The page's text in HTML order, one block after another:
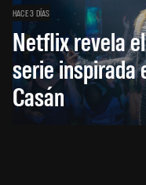
HACE 3 DÍAS
Netflix revela
serie inspirada
Casán